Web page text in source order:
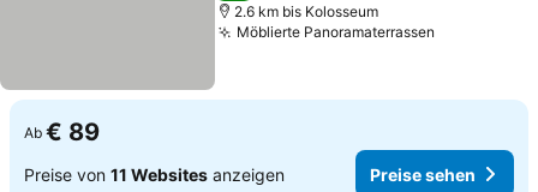
2.6 km bis Kolosseum
Möblierte Panoramaterrassen
Ab € 89
Preise von 11 Websites anzeigen Preise sehen